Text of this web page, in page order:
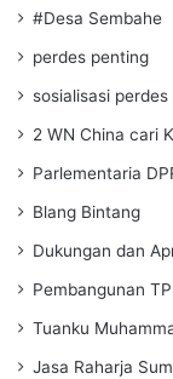
#Desa Sembahe
perdes penting
sosialisasi perdes
2 WN China cari
Parlementaria
Blang Bintang
Dukungan dan
Pembangunan
Tuanku
Jasa Raharja